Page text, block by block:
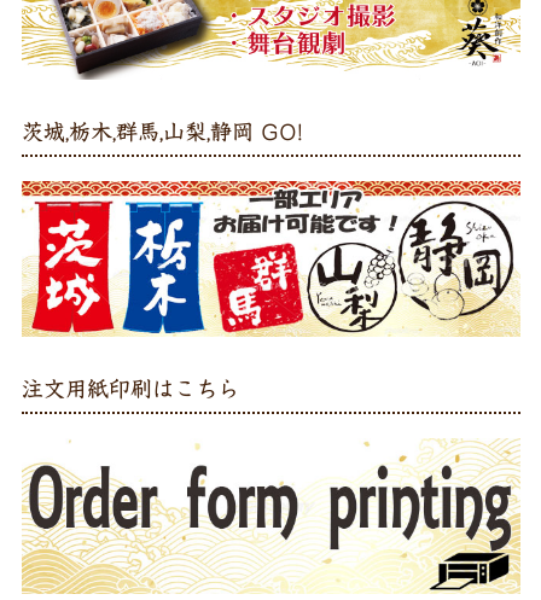
茨城,栃木,群馬,山梨,静岡 GO!
注文用紙印刷はこちら